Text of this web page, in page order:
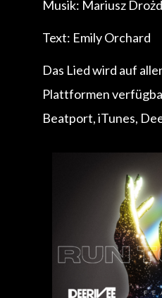
Musik: Mariusz
Text: Emily Orchard
Das Lied wird auf
Plattformen
Beatport, iTunes,